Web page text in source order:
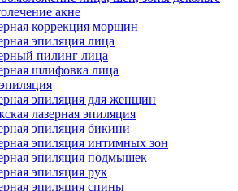
акне
коррекция морщин
эпиляция лица
пилинг лица
шлифовка лица
эпиляция для женщин
лазерная эпиляция
эпиляция бикини
эпиляция интимных зон
эпиляция подмышек
эпиляция рук
эпиляция спины